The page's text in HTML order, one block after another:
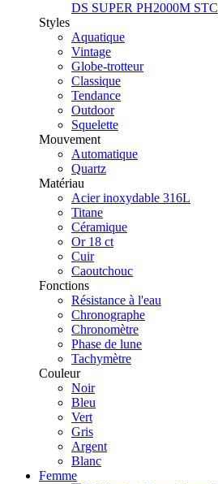
DS SUPER PH2000M STC
Styles
Aquatique
Vintage
Globe-trotteur
Classique
Tendance
Outdoor
Squelette
Mouvement
Automatique
Quartz
Matériau
Acier inoxydable 316L
Titane
Céramique
Or 18 ct
Cuir
Caoutchouc
Fonctions
Résistance à l'eau
Chronographe
Chronomètre
Phase de lune
Tachymètre
Couleur
Noir
Bleu
Vert
Gris
Argent
Blanc
Femme